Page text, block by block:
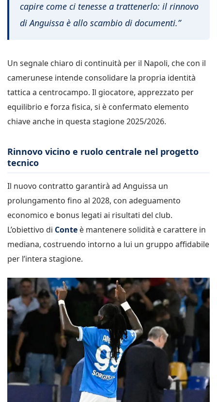
capire come ci tenesse a trattenerlo: il rinnovo
di Anguissa è allo scambio di documenti.”
Un segnale chiaro di continuità per il Napoli, che con il
camerunese intende consolidare la propria identità
tattica a centrocampo. Il giocatore, apprezzato per
equilibrio e forza fisica, si è confermato elemento
chiave anche in questa stagione 2025/2026.
Rinnovo vicino e ruolo centrale nel progetto
tecnico
Il nuovo contratto garantirà ad Anguissa un
prolungamento fino al 2028, con adeguamento
economico e bonus legati ai risultati del club.
L’obiettivo di Conte è mantenere solidità e carattere in
mediana, costruendo intorno a lui un gruppo affidabile
per l’intera stagione.